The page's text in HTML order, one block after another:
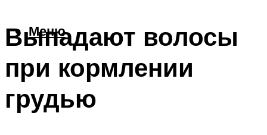
Меню
Выпадают волосы
при кормлении
грудью